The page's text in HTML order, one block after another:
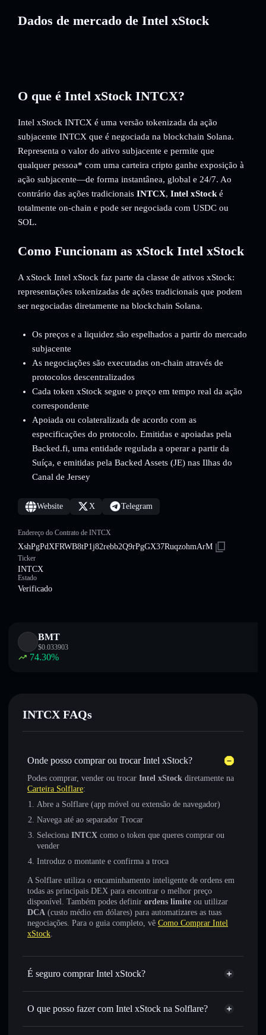
Dados de mercado de Intel xStock
O que é Intel xStock INTCX?
Intel xStock INTCX é uma versão tokenizada da ação
subjacente INTCX que é negociada na blockchain Solana.
Representa o valor do ativo subjacente e permite que
qualquer pessoa* com uma carteira cripto ganhe exposição à
ação subjacente—de forma instantânea, global e 24/7. Ao
contrário das ações tradicionais INTCX, Intel xStock é
totalmente on-chain e pode ser negociada com USDC ou
SOL.
Como Funcionam as xStock Intel xStock
A xStock Intel xStock faz parte da classe de ativos xStock:
representações tokenizadas de ações tradicionais que podem
ser negociadas diretamente na blockchain Solana.
Os preços e a liquidez são espelhados a partir do mercado
subjacente
As negociações são executadas on-chain através de
protocolos descentralizados
Cada token xStock segue o preço em tempo real da ação
correspondente
Apoiada ou colateralizada de acordo com as
especificações do protocolo. Emitidas e apoiadas pela
Backed.fi, uma entidade regulada a operar a partir da
Suíça, e emitidas pela Backed Assets (JE) nas Ilhas do
Canal de Jersey
Website X Telegram
Endereço do Contrato de INTCX
XshPgPdXFRWB8tP1j82rebb2Q9rPgGX37RuqzohmArM
Ticker
INTCX
Estado
Verificado
BMT
$0.033903
74.30%
INTCX FAQs
Onde posso comprar ou trocar Intel xStock?
Podes comprar, vender ou trocar Intel xStock diretamente na
Carteira Solflare:
Abre a Solflare (app móvel ou extensão de navegador)
Navega até ao separador Trocar
Seleciona INTCX como o token que queres comprar ou
vender
Introduz o montante e confirma a troca
A Solflare utiliza o encaminhamento inteligente de ordens em
todas as principais DEX para encontrar o melhor preço
disponível. Também podes definir ordens limite ou utilizar
DCA (custo médio em dólares) para automatizares as tuas
negociações. Para o guia completo, vê Como Comprar Intel
xStock.
É seguro comprar Intel xStock?
Intel xStock token verificado
O que posso fazer com Intel xStock na Solflare?
Intel xStock Carteira Solflare